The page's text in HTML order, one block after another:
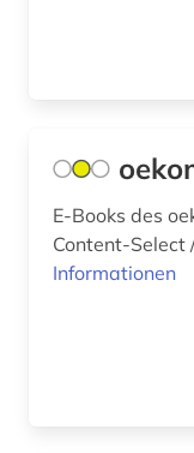
volltext (1)
E-Books des
Content-Select
Informationen